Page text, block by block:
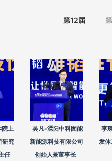
第12届
院上
研究
任
吴凡-溧阳中科固能
新能源科技有限公司
创始人兼董事长
李
发体